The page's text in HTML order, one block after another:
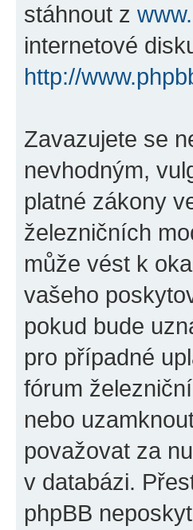
stáhnout z
internetové
http://
Zavazujete se
nevhodným,
platné zákony
železničních
může vést k
vašeho
pokud bude
pro případné
fórum
nebo
považovat za
v databázi.
phpBB